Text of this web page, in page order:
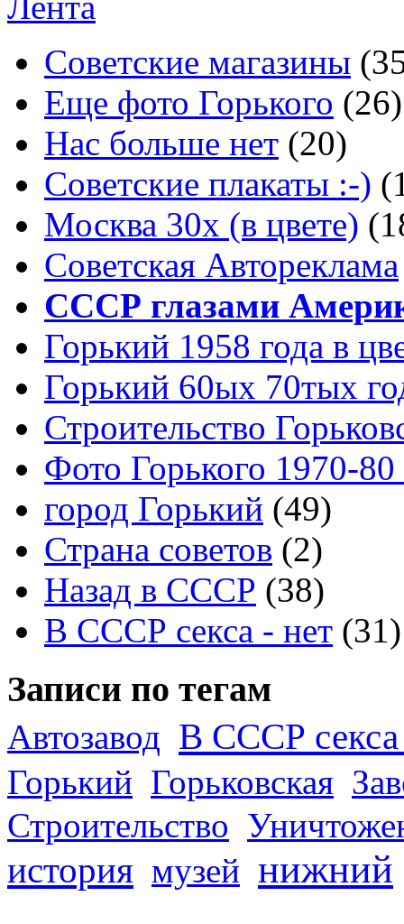
Советские магазины
Еще фото Горького (26)
Нас больше нет (20)
Советские плакаты :-)
Москва 30x (в цвете)
Советская Автореклама
СССР глазами
Горький 1958 года в
Горький 60ых 70тых
Строительство
Фото Горького 1970-80
город Горький (49)
Страна советов (2)
Назад в СССР (38)
В СССР секса - нет (31)
Записи по тегам
Автозавод В СССР секса
Горький Горьковская
Строительство
история музей нижний